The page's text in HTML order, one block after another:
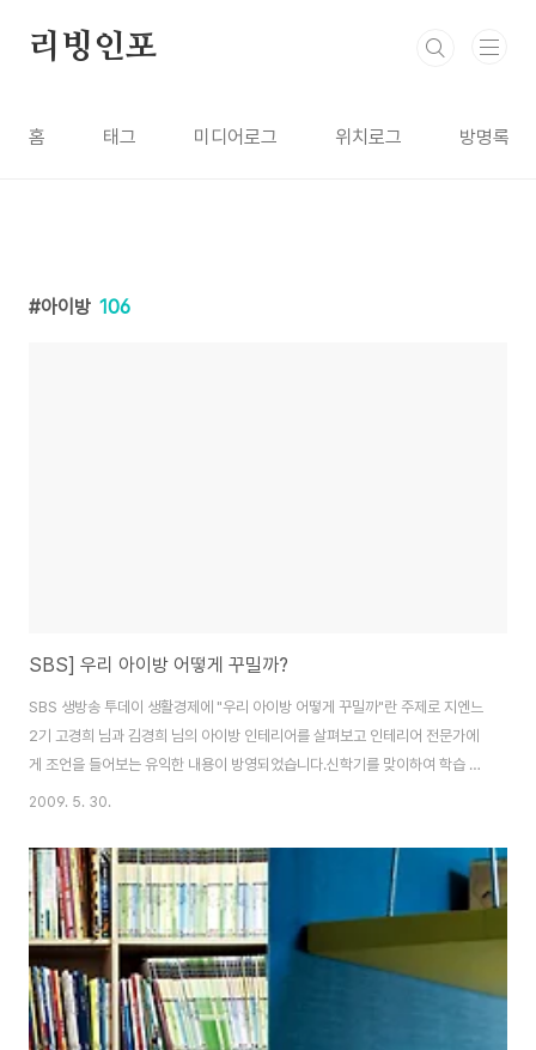
리빙인포
홈 태그 미디어로그 위치로그 방명록
아이방 106
SBS] 우리 아이방 어떻게 꾸밀까?
SBS 생방송 투데이 생활경제에 "우리 아이방 어떻게 꾸밀까"란 주제로 지엔느
2기 고경희 님과 김경희 님의 아이방 인테리어를 살펴보고 인테리어 전문가에
게 조언을 들어보는 유익한 내용이 방영되었습니다.신학기를 맞이하여 학습 능
률을 올리거나 감수성을 키울 수 있는 아이방의 인테리어 고민되시죠? 지금 바
이방 어떻게 꾸밀까"란 주제로 지엔느2기 고경희 님과 김경희 님의 아이방 인
테리어를 살펴보고 인테리어 전문가에게 조언을 들어보는 유익한 내용이 방영
되었습니다. 신학기를 맞이하여 학습 능률을 올리거나 감수성을 키울 수 있는
아이방의 인테리어 고민되시죠? 지금 바로, 그 고민의 해답을 들려드립니다!
[기사 및 동영상 보러가기]
2009. 5. 30.